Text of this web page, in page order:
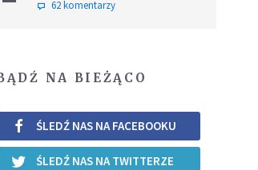
intencji
62 komentarzy
NA BIEŻĄCO
ŚLEDŹ NAS NA FACEBOOKU
ŚLEDŹ NAS NA TWITTERZE